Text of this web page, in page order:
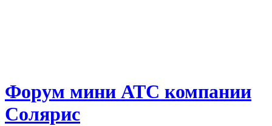
Форум мини АТС компании
Солярис